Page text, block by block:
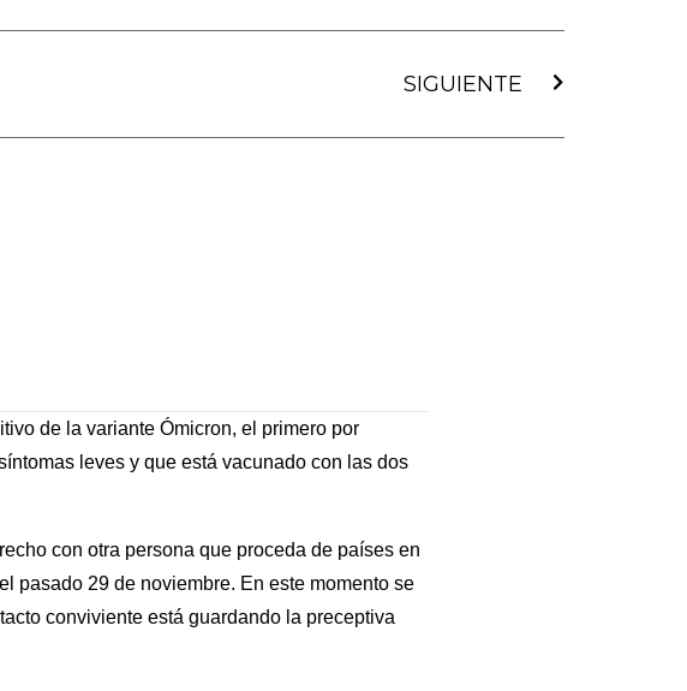
SIGUIENTE
de la variante Ómicron, el primero por
leves y que está vacunado con las dos
con otra persona que proceda de países en
pasado 29 de noviembre. En este momento se
conviviente está guardando la preceptiva